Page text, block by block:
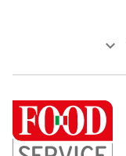
keyboard_arrow_down